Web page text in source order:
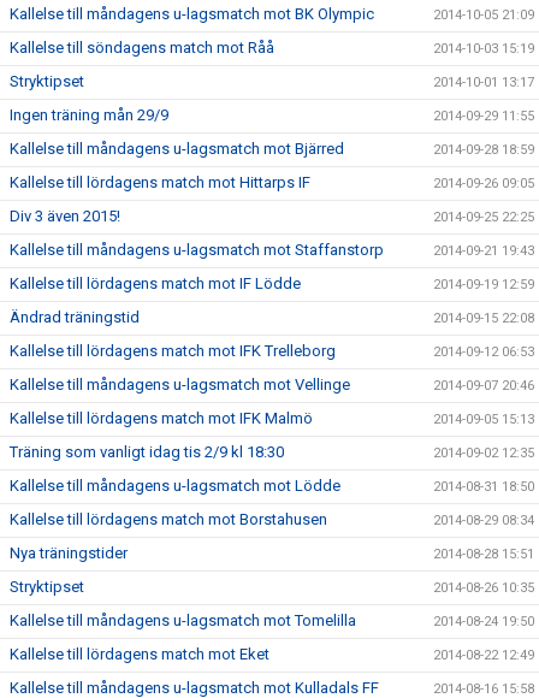
Kallelse till måndagens u-lagsmatch mot BK Olympic 2014-10-05 21:09
Kallelse till söndagens match mot Råå 2014-10-03 15:19
Stryktipset 2014-10-01 13:17
Ingen träning mån 29/9 2014-09-29 11:55
Kallelse till måndagens u-lagsmatch mot Bjärred 2014-09-28 18:59
Kallelse till lördagens match mot Hittarps IF 2014-09-26 09:05
Div 3 även 2015! 2014-09-25 22:25
Kallelse till måndagens u-lagsmatch mot Staffanstorp 2014-09-21 19:43
Kallelse till lördagens match mot IF Lödde 2014-09-19 12:59
Ändrad träningstid 2014-09-15 22:08
Kallelse till lördagens match mot IFK Trelleborg 2014-09-12 06:53
Kallelse till måndagens u-lagsmatch mot Vellinge 2014-09-07 20:46
Kallelse till lördagens match mot IFK Malmö 2014-09-05 15:13
Träning som vanligt idag tis 2/9 kl 18:30 2014-09-02 12:35
Kallelse till måndagens u-lagsmatch mot Lödde 2014-08-31 18:50
Kallelse till lördagens match mot Borstahusen 2014-08-29 08:34
Nya träningstider 2014-08-28 15:51
Stryktipset 2014-08-26 10:35
Kallelse till måndagens u-lagsmatch mot Tomelilla 2014-08-24 19:50
Kallelse till lördagens match mot Eket 2014-08-22 12:49
Kallelse till måndagens u-lagsmatch mot Kulladals FF 2014-08-16 15:58